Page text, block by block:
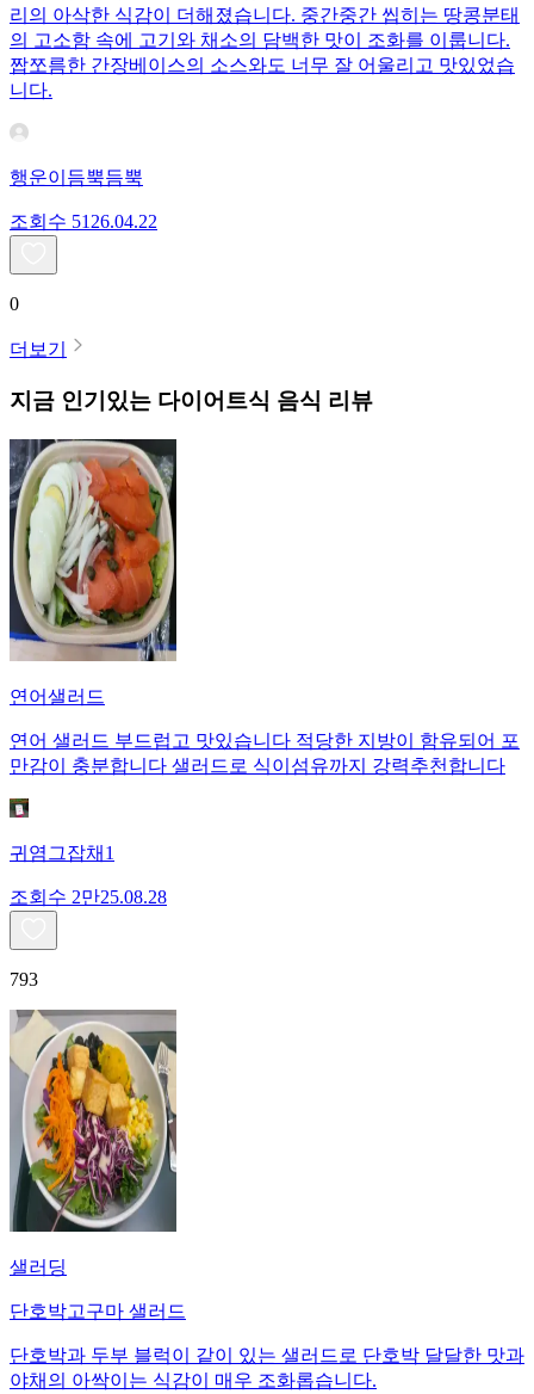
리의 아삭한 식감이 더해졌습니다. 중간중간 씹히는 땅콩분태
의 고소함 속에 고기와 채소의 담백한 맛이 조화를 이룹니다.
짭쪼름한 간장베이스의 소스와도 너무 잘 어울리고 맛있었습
니다.
행운이듬뿍듬뿍
조회수 51 26.04.22
0
더보기
지금 인기있는 다이어트식 음식 리뷰
연어샐러드
연어 샐러드 부드럽고 맛있습니다 적당한 지방이 함유되어 포
만감이 충분합니다 샐러드로 식이섬유까지 강력추천합니다
귀염그잡채1
조회수 2만25.08.28
793
샐러딩
단호박고구마 샐러드
단호박과 두부 블럭이 같이 있는 샐러드로 단호박 달달한 맛과
야채의 아싹이는 식감이 매우 조화롭습니다.